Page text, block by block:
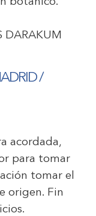
DARAKUM
/
acordada,
para tomar
tomar el
origen. Fin